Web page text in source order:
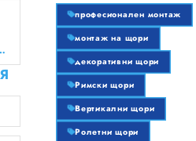
тук безплатно!
професионален монтаж
монтаж на щори
декоративни щори
Римски щори
Вертикални щори
Ролетни щори